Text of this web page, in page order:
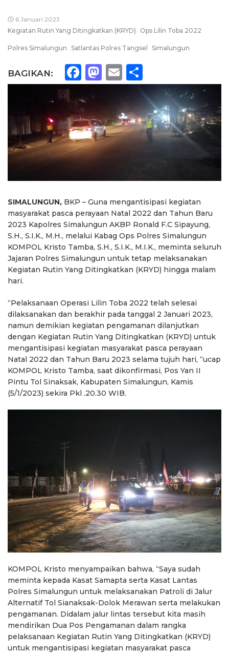
6 Januari 2023
Kegiatan Rutin Yang Ditingkatkan (KRYD)
Ops Lilin Toba 2022
Polres Simalungun Satlantas Polres Tangsel Simalungun
BAGIKAN: Facebook
Mastodon
Email
SIMALUNGUN, BKP – Guna mengantisipasi kegiatan
masyarakat pasca perayaan Natal 2022 dan Tahun Baru
2023 Kapolres Simalungun AKBP Ronald F.C Sipayung,
S.H., S.I.K., M.H., melalui Kabag Ops Polres Simalungun
KOMPOL Kristo Tamba, S.H., S.I.K., M.I.K., meminta seluruh
Jajaran Polres Simalungun untuk tetap melaksanakan
Kegiatan Rutin Yang Ditingkatkan (KRYD) hingga malam
hari.
“Pelaksanaan Operasi Lilin Toba 2022 telah selesai
dilaksanakan dan berakhir pada tanggal 2 Januari 2023,
namun demikian kegiatan pengamanan dilanjutkan
dengan Kegiatan Rutin Yang Ditingkatkan (KRYD) untuk
mengantisipasi kegiatan masyarakat pasca perayaan
Natal 2022 dan Tahun Baru 2023 selama tujuh hari, “ucap
KOMPOL Kristo Tamba, saat dikonfirmasi, Pos Yan II
Pintu Tol Sinaksak, Kabupaten Simalungun, Kamis
(5/1/2023) sekira Pkl .20.30 WIB.
KOMPOL Kristo menyampaikan bahwa, “Saya sudah
meminta kepada Kasat Samapta serta Kasat Lantas
Polres Simalungun untuk melaksanakan Patroli di Jalur
Alternatif Tol Sianaksak-Dolok Merawan serta melakukan
pengamanan. Didalam jalur lintas tersebut kita masih
mendirikan Dua Pos Pengamanan dalam rangka
pelaksanaan Kegiatan Rutin Yang Ditingkatkan (KRYD)
untuk mengantisipasi kegiatan masyarakat pasca